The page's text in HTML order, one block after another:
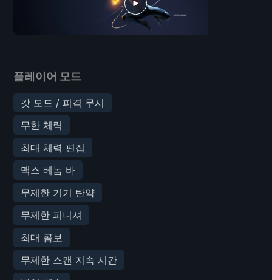
플레이어 모드
갓 모드 / 피격 무시
무한 체력
최대 체력 편집
맥스 베놈 바
무제한 기기 탄약
무제한 피니셔
최대 콤보
무제한 스캔 지속 시간